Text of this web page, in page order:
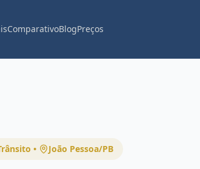
ComparativoBlogPreços
• João Pessoa/PB